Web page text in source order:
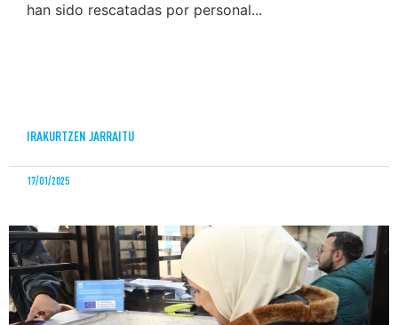
han sido rescatadas por personal...
IRAKURTZEN JARRAITU
17/01/2025